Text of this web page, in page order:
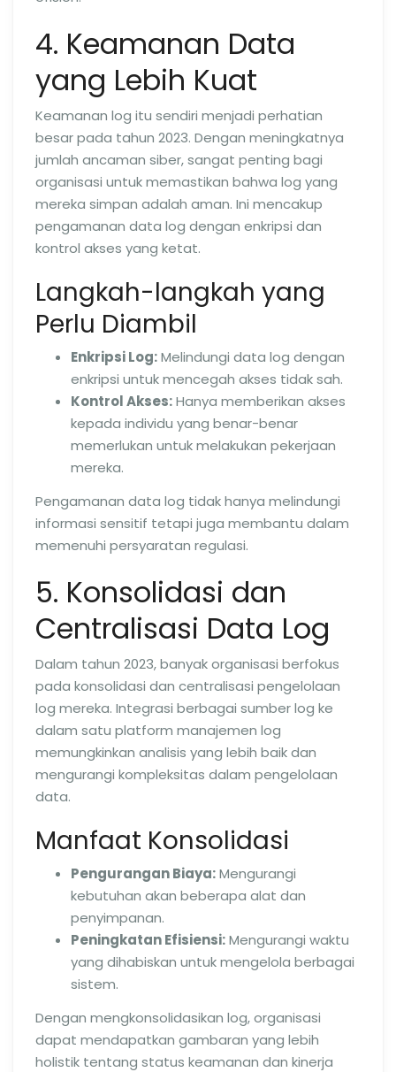
4. Keamanan Data
yang Lebih Kuat
Keamanan log itu sendiri menjadi perhatian
besar pada tahun 2023. Dengan meningkatnya
jumlah ancaman siber, sangat penting bagi
organisasi untuk memastikan bahwa log yang
mereka simpan adalah aman. Ini mencakup
pengamanan data log dengan enkripsi dan
kontrol akses yang ketat.
Langkah-langkah yang
Perlu Diambil
Enkripsi Log:Melindungi data log dengan
enkripsi untuk mencegah akses tidak sah.
Kontrol Akses:Hanya memberikan akses
kepada individu yang benar-benar
memerlukan untuk melakukan pekerjaan
mereka.
Pengamanan data log tidak hanya melindungi
informasi sensitif tetapi juga membantu dalam
memenuhi persyaratan regulasi.
5. Konsolidasi dan
Centralisasi Data Log
Dalam tahun 2023, banyak organisasi berfokus
pada konsolidasi dan centralisasi pengelolaan
log mereka. Integrasi berbagai sumber log ke
dalam satu platform manajemen log
memungkinkan analisis yang lebih baik dan
mengurangi kompleksitas dalam pengelolaan
data.
Manfaat Konsolidasi
Pengurangan Biaya:Mengurangi
kebutuhan akan beberapa alat dan
penyimpanan.
Peningkatan Efisiensi:Mengurangi waktu
yang dihabiskan untuk mengelola berbagai
sistem.
Dengan mengkonsolidasikan log, organisasi
dapat mendapatkan gambaran yang lebih
holistik tentang status keamanan dan kinerja